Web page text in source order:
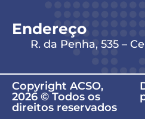
Endereço
R. da Penha, 535 –
Copyright ACSO,
2026 © Todos os
direitos reservados